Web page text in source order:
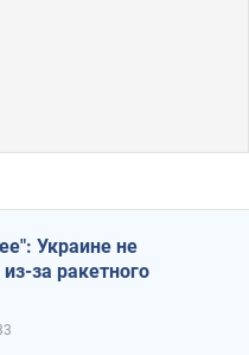
Украине не
за ракетного